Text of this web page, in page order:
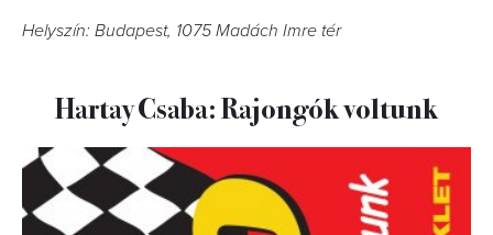
Helyszín: Budapest, 1075 Madách Imre tér
Hartay Csaba: Rajongók voltunk